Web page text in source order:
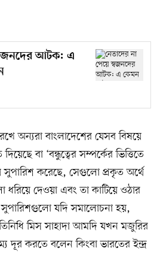
আটক: এ
অন্যরা বাংলাদেশের যেসব বিষয়ে
বা ‘বন্ধুত্বের সম্পর্কের ভিত্তিতে
করেছে, সেগুলো প্রকৃত অর্থে
দেওয়া এবং তা কাটিয়ে ওঠার
যদি সমালোচনা হয়,
মিস সাহাদা আমদি যখন মজুরির
দূর করতে বলেন কিংবা ভারতের ইন্দ্র